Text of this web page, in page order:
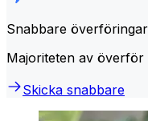
Snabbare överföringar
Majoriteten av överför
Skicka snabbare